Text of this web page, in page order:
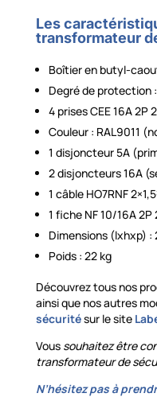
Les
transformateur
Boîtier en butyl-
Degré de protection
4 prises CEE 16A 2P
Couleur : RAL9011
1 disjoncteur 5A
2 disjoncteurs 16A
1 câble HO7RNF
1 fiche NF 10/16A 2P
Dimensions (lxhxp) :
Poids : 22 kg
Découvrez tous nos
ainsi que nos autres
sécuritésur le site
Voussouhaitez être
transformateur de
N’hésitez pas à